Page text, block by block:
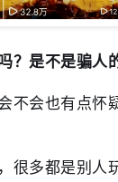
？是不是骗人
不会也有点怀
很多都是别人